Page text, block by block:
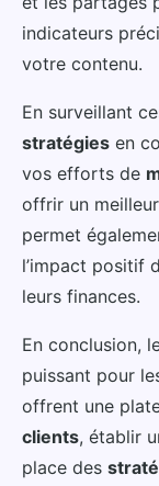
indicateurs
votre contenu.
En surveillant
stratégies en
vos efforts de
offrir un meilleur
permet
l’impact positif
leurs finances.
En conclusion,
puissant pour
offrent une
clients, établir
place des